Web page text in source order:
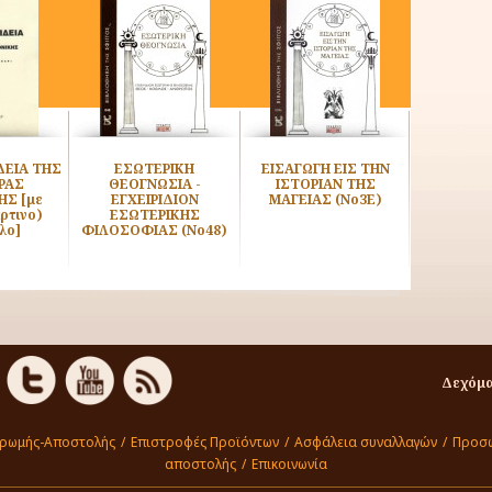
ΤΗΣ
[με
ΕΣΩΤΕΡΙΚΗ
ΘΕΟΓΝΩΣΙΑ -
ΕΓΧΕΙΡΙΔΙΟΝ
ΕΣΩΤΕΡΙΚΗΣ
ΦΙΛΟΣΟΦΙΑΣ (Νο48)
ΕΙΣΑΓΩΓΗ ΕΙΣ ΤΗΝ
ΙΣΤΟΡΙΑΝ ΤΗΣ
ΜΑΓΕΙΑΣ (Νο3Ε)
Αποστολής / Επιστροφές Προϊόντων / Ασφάλεια συναλλαγών /
αποστολής / Επικοινωνία